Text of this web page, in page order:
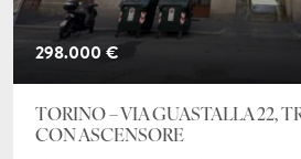
298.000 €
TORINO – VIA GUASTALLA 22,
CON ASCENSORE